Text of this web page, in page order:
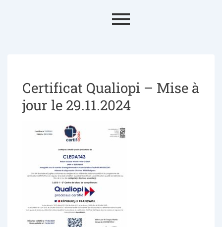
Certificat Qualiopi – Mise à
jour le 29.11.2024